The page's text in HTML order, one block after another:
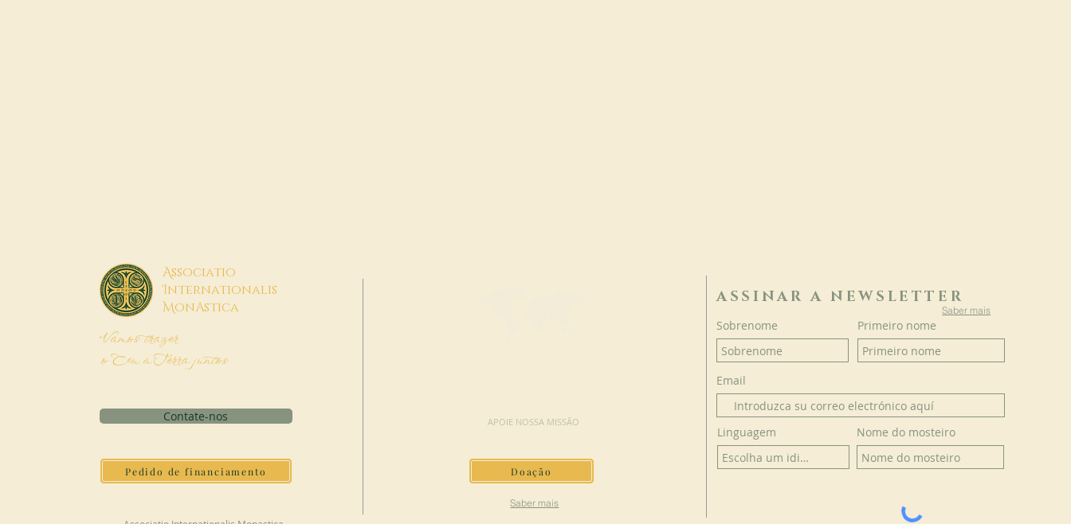
Associatio
Internationalis
MonAstica
Vamos trazer
o Céu à Terra juntos
Contate-nos
Pedido de financiamento
APOIE NOSSA MISSÃO
Doação
Saber mais
ASSINAR A NEWSLETTER
Saber mais
Sobrenome Primeiro nome
Email
Linguagem Nome do mosteiro